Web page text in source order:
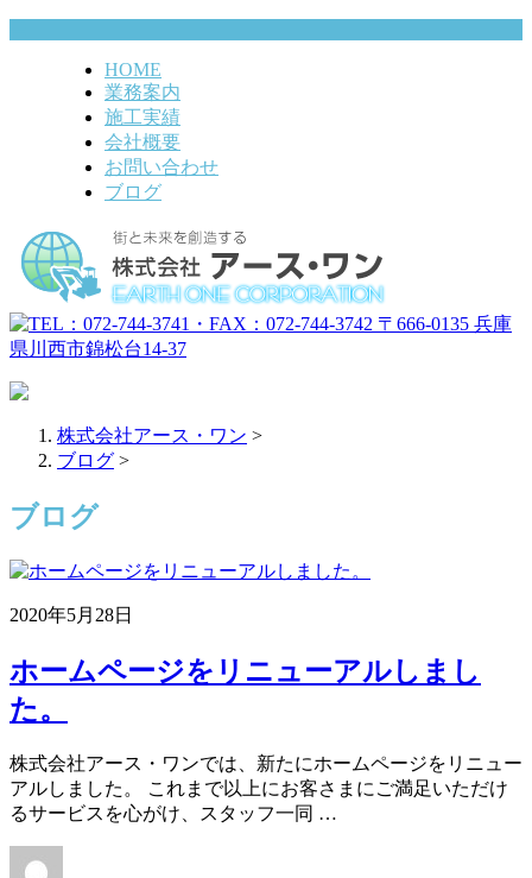
HOME
業務案内
施工実績
会社概要
お問い合わせ
ブログ
株式会社アース・ワン >
ブログ >
ブログ
2020年5月28日
ホームページをリニューアルしまし
た。
株式会社アース・ワンでは、新たにホームページをリニュー
アルしました。 これまで以上にお客さまにご満足いただけ
るサービスを心がけ、スタッフ一同 …